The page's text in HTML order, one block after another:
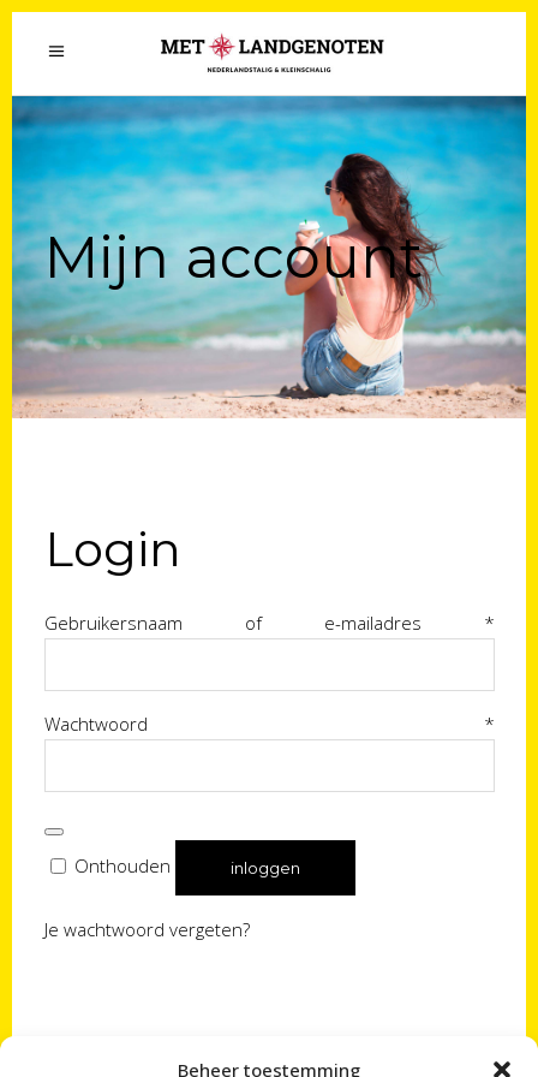
Beheer toestemming
Mijn account
Login
Gebruikersnaam of e-mailadres *
Wachtwoord *
Onthouden inloggen
Je wachtwoord vergeten?